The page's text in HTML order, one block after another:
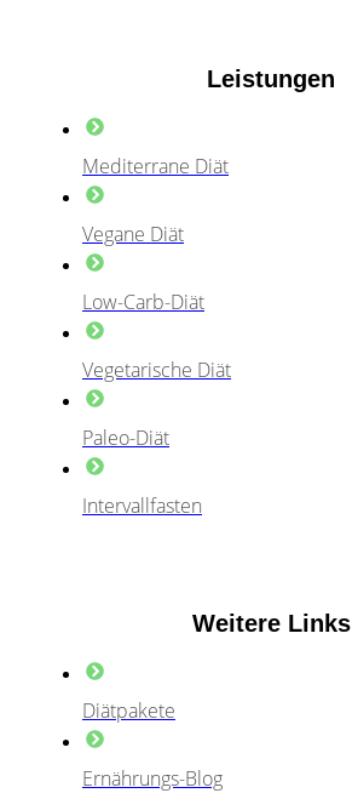
Leistungen
Mediterrane Diät
Vegane Diät
Low-Carb-Diät
Vegetarische Diät
Paleo-Diät
Intervallfasten
Weitere Links
Diätpakete
Ernährungs-Blog